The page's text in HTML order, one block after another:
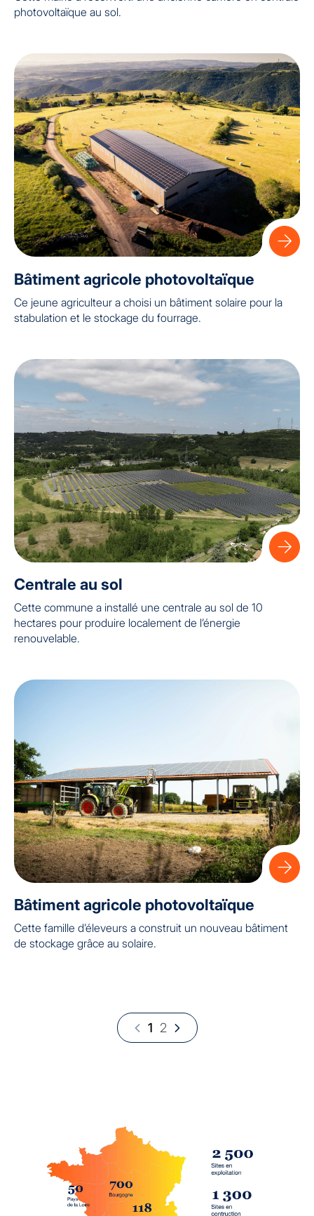
photovoltaïque au sol.
Bâtiment agricole photovoltaïque
Ce jeune agriculteur a choisi un bâtiment solaire pour la
stabulation et le stockage du fourrage.
Centrale au sol
Cette commune a installé une centrale au sol de 10
hectares pour produire localement de l’énergie
renouvelable.
Bâtiment agricole photovoltaïque
Cette famille d’éleveurs a construit un nouveau bâtiment
de stockage grâce au solaire.
1 2